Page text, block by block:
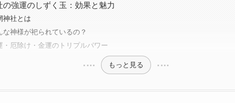
の強運のしずく玉：効果と魅力
神社とは
な神様が祀られているの？
・厄除け・金運のトリプルパワー
もっと見る